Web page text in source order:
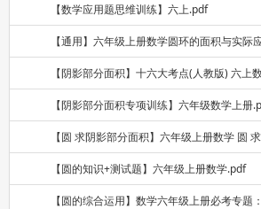
【数学应用题思维训练】六上.pdf
【通用】六年级上册数学圆环的面积与实际
【阴影部分面积】十六大考点(人教版) 六上
【阴影部分面积专项训练】六年级数学上册
【圆 求阴影部分面积】六年级上册数学 圆
【圆的知识+测试题】六年级上册数学.pdf
【圆的综合运用】数学六年级上册必考专题